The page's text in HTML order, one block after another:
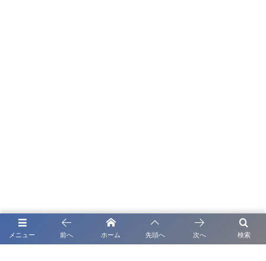
メニュー 検索
前へ ホーム 先頭へ 次へ